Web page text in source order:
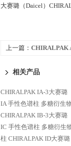
大赛璐（Daicel）
上一篇： CHIRALPAK
型手性色谱柱
相关产品
CHIRALPAK IA-3大赛璐
IA 手性色谱柱 多糖衍生
CHIRALPAK IB-3大赛璐
IC 手性色谱柱 多糖衍生
柱 CHIRALPAK ID大赛